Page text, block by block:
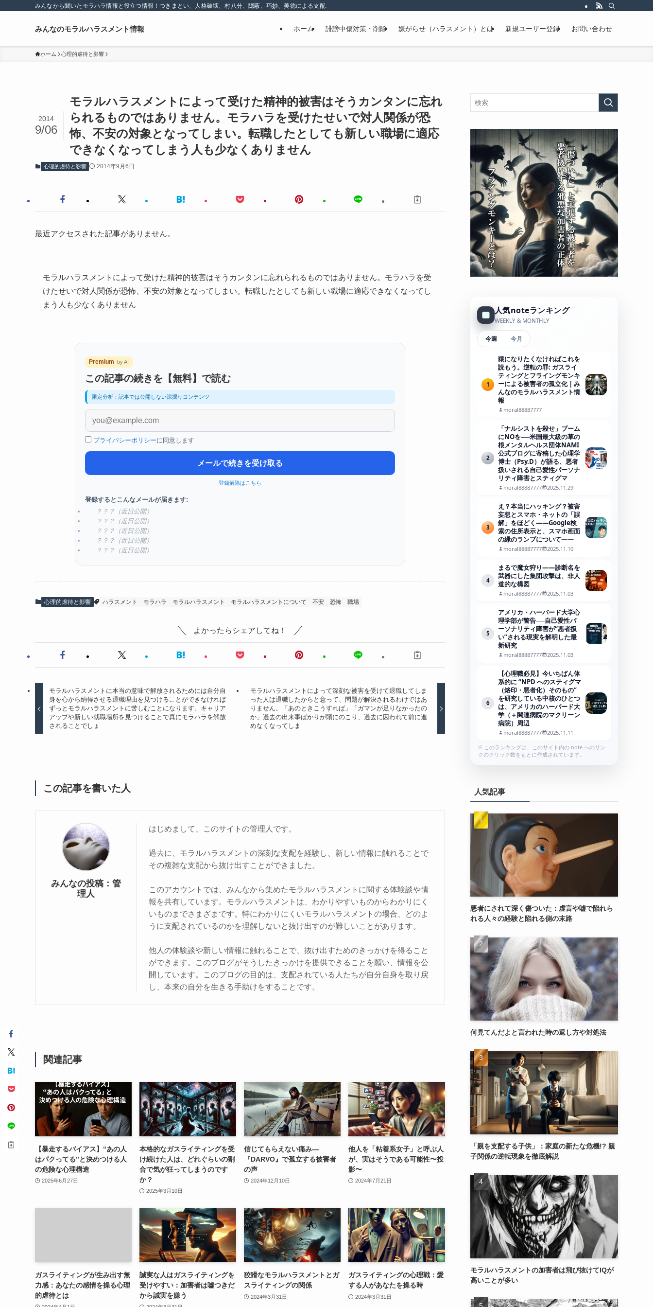
みんなから聞いたモラハラ情報と役立つ情報！つきまとい、人格破壊、村八分、隠蔽、巧妙、美徳による支配、精神的な嫌がらせ
みんなのモラルハラスメント情報 ホーム 誹謗中傷対策・削除 嫌がらせ（ハラスメント）とは 新規ユーザー登録 お問い合わせ
ホーム 心理的虐待と影響
モラルハラスメントによって受けた精神的被害はそうカンタンに忘れ
られるものではありません。モラハラを受けたせいで対人関係が恐
怖、不安の対象となってしまい。転職したとしても新しい職場に適応
できなくなってしまう人も少なくありません
2014
9/06
心理的虐待と影響 2014年9月6日
最近アクセスされた記事がありません。
モラルハラスメントによって受けた精神的被害はそうカンタンに忘れられるものではありません。モラハラを受
けたせいで対人関係が恐怖、不安の対象となってしまい。転職したとしても新しい職場に適応できなくなってし
まう人も少なくありません
Premium by AI
この記事の続きを【無料】で読む
限定分析：記事では公開しない深掘りコンテンツ
プライバシーポリシーに同意します
メールで続きを受け取る
登録解除はこちら
登録するとこんなメールが届きます:
？？？（近日公開）
？？？（近日公開）
？？？（近日公開）
？？？（近日公開）
？？？（近日公開）
心理的虐待と影響 ハラスメント モラハラ モラルハラスメント モラルハラスメントについて 不安 恐怖 職場
よかったらシェアしてね！
モラルハラスメントに本当の意味で解放されるためには自分自
身を心から納得させる退職理由を見つけることができなければ
ずっとモラルハラスメントに苦しむことになります。キャリア
アップや新しい就職場所を見つけることで真にモラハラを解放
されることでしょ
モラルハラスメントによって深刻な被害を受けて退職してしま
った人は退職したからと意って、問題が解決されるわけではあ
りません。「あのときこうすれば」「ガマンが足りなかったの
か」過去の出来事ばかりが頭にのこり、過去に囚われて前に進
めなくなってしま
この記事を書いた人
みんなの投稿：管
理人
はじめまして、このサイトの管理人です。
過去に、モラルハラスメントの深刻な支配を経験し、新しい情報に触れることで
その複雑な支配から抜け出すことができました。
このアカウントでは、みんなから集めたモラルハラスメントに関する体験談や情
報を共有しています。モラルハラスメントは、わかりやすいものからわかりにく
いものまでさまざまです。特にわかりにくいモラルハラスメントの場合、どのよ
うに支配されているのかを理解しないと抜け出すのが難しいことがあります。
他人の体験談や新しい情報に触れることで、抜け出すためのきっかけを得ること
ができます。このブログがそうしたきっかけを提供できることを願い、情報を公
開しています。このブログの目的は、支配されている人たちが自分自身を取り戻
し、本来の自分を生きる手助けをすることです。
関連記事
【暴走するバイアス】“あの人
はパクってる”と決めつける人
の危険な心理構造
2025年6月27日
本格的なガスライティングを受
け続けた人は、どれぐらいの割
合で気が狂ってしまうのです
か？
2025年3月10日
信じてもらえない痛み—
『DARVO』で孤立する被害者
の声
2024年12月10日
他人を「粘着系女子」と呼ぶ人
が、実はそうである可能性〜投
影〜
2024年7月21日
ガスライティングが生み出す無
力感：あなたの感情を操る心理
的虐待とは
誠実な人はガスライティングを
受けやすい：加害者は嘘つきだ
から誠実を嫌う
狡猾なモラルハラスメントとガ
スライティングの関係
2024年3月31日
ガスライティングの心理戦：愛
する人があなたを操る時
2024年3月31日
人気noteランキング
WEEKLY & MONTHLY
今週 今月
1
猿になりたくなければこれを
読もう。逆転の罪: ガスライ
ティングとフライングモンキ
ーによる被害者の孤立化｜み
んなのモラルハラスメント情
報
moral88887777
2
「ナルシストを殺せ」ブーム
にNOを──米国最大級の草の
根メンタルヘルス団体NAMI
公式ブログに寄稿した心理学
博士（Psy.D）が語る、悪者
扱いされる自己愛性パーソナ
リティ障害とスティグマ
moral88887777 2025.11.29
3
え？本当にハッキング？被害
妄想とスマホ・ネットの「誤
解」をほどく――Google検
索の住所表示と、スマホ画面
の緑のランプについて――
moral88887777 2025.11.10
4
まるで魔女狩り——診断名を
武器にした集団攻撃は、非人
道的な構図
moral88887777 2025.11.03
5
アメリカ・ハーバード大学心
理学部が警告──自己愛性パ
ーソナリティ障害が“悪者扱
い”される現実を解明した最
新研究
moral88887777 2025.11.03
6
【心理職必見】今いちばん体
系的に “NPD へのスティグマ
（烙印・悪者化）そのもの”
を研究している中核のひとつ
は、アメリカのハーバード大
学（＋関連病院のマクリーン
病院）周辺
moral88887777
2025.11.11
※ このランキングは、このサイト内の note へのリン
クのクリック数をもとに作成されています。
人気記事
悪者にされて深く傷ついた：虚言や嘘で陥れら
れる人々の経験と陥れる側の末路
何見てんだよと言われた時の返し方や対処法
「親を支配する子供」：家庭の新たな危機!? 親
子関係の逆転現象を徹底解説
モラルハラスメントの加害者は飛び抜けてIQが
高いことが多い